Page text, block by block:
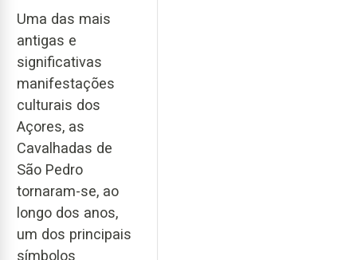
Uma das mais
antigas e
significativas
manifestações
culturais dos
Açores, as
Cavalhadas de
São Pedro
tornaram-se, ao
longo dos anos,
um dos principais
símbolos